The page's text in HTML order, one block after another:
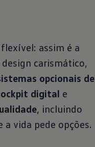
assim é a
design carismático,
opcionais de
digital e
, incluindo
a vida pede opções.